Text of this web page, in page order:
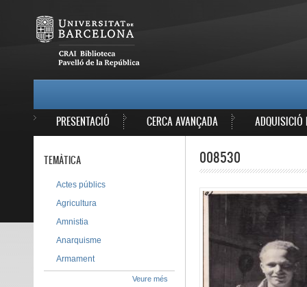
PRESENTACIÓ CERCA AVANÇADA ADQUISICIÓ
008530
TEMÀTICA
Actes públics
Agricultura
Amnistia
Anarquisme
Armament
Veure més